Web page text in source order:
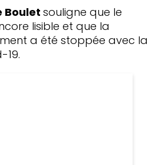
Boulet souligne que le
lisible et que la
a été stoppée avec la
19.